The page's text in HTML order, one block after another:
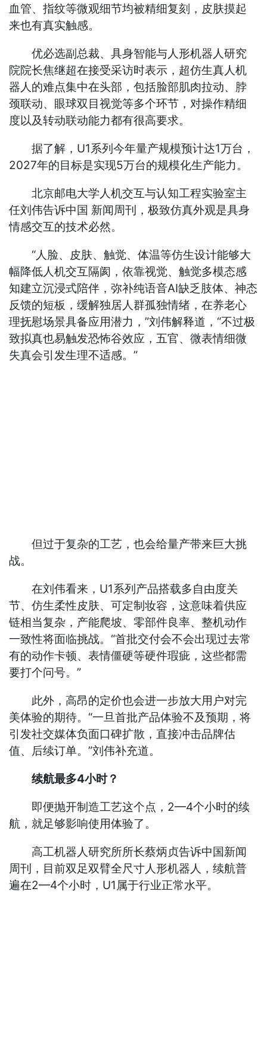
血管、指纹等微观细节均被精细复刻，皮肤摸起
来也有真实触感。
优必选副总裁、具身智能与人形机器人研究
院院长焦继超在接受采访时表示，超仿生真人机
器人的难点集中在头部，包括脸部肌肉拉动、脖
颈联动、眼球双目视觉等多个环节，对操作精细
度以及转动联动能力都有很高要求。
据了解，U1系列今年量产规模预计达1万台，
2027年的目标是实现5万台的规模化生产能力。
北京邮电大学人机交互与认知工程实验室主
任刘伟告诉中国 新闻周刊，极致仿真外观是具身
情感交互的技术必然。
“人脸、皮肤、触觉、体温等仿生设计能够大
幅降低人机交互隔阂，依靠视觉、触觉多模态感
知建立沉浸式陪伴，弥补纯语音AI缺乏肢体、神态
反馈的短板，缓解独居人群孤独情绪，在养老心
理抚慰场景具备应用潜力，”刘伟解释道，“不过极
致拟真也易触发恐怖谷效应，五官、微表情细微
失真会引发生理不适感。”
但过于复杂的工艺，也会给量产带来巨大挑
战。
在刘伟看来，U1系列产品搭载多自由度关
节、仿生柔性皮肤、可定制妆容，这意味着供应
链相当复杂，产能爬坡、零部件良率、整机动作
一致性将面临挑战。“首批交付会不会出现过去常
有的动作卡顿、表情僵硬等硬件瑕疵，这些都需
要打个问号。”
此外，高昂的定价也会进一步放大用户对完
美体验的期待。“一旦首批产品体验不及预期，将
引发社交媒体负面口碑扩散，直接冲击品牌估
值、后续订单。”刘伟补充道。
续航最多4小时？
即便抛开制造工艺这个点，2—4个小时的续
航，就足够影响使用体验了。
高工机器人研究所所长蔡炳贞告诉中国新闻
周刊，目前双足双臂全尺寸人形机器人，续航普
遍在2—4个小时，U1属于行业正常水平。